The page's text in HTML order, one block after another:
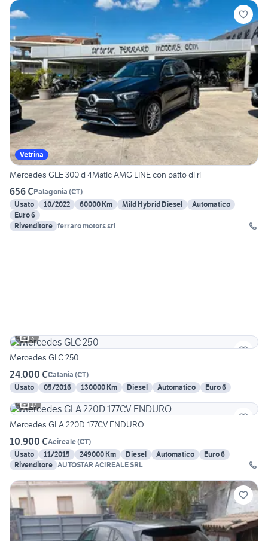
Vetrina
Mercedes GLE 300 d 4Matic AMG LINE con patto di ri
656 €Palagonia (CT)
Usato
10/2022 60000 Km Mild Hybrid Diesel
Automatico
Euro 6
Rivenditore ferraro motors srl
3
Mercedes GLC 250
24.000 €Catania (CT)
Usato
05/2016 130000 Km Diesel Automatico
Euro 6
17
Mercedes GLA 220D 177CV ENDURO
10.900 €Acireale(CT)
Usato
11/2015 249000 Km Diesel Automatico
Euro 6
Rivenditore AUTOSTAR ACIREALE SRL